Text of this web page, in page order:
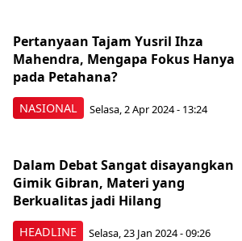
NASIONAL
Pertanyaan Tajam Yusril Ihza
Mahendra, Mengapa Fokus Hanya
pada Petahana?
Selasa, 2 Apr 2024 - 13:24
HEADLINE
Dalam Debat Sangat disayangkan
Gimik Gibran, Materi yang
Berkualitas jadi Hilang
Selasa, 23 Jan 2024 - 09:26